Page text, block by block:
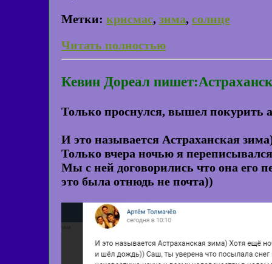
Метки: крисмас, зима, солнце
Читать полностью
Кевин Дореал
Только проснулся, вышел покурить
И это называется Астраханская
Только вчера ночью я
Мы с ней договорились что она его
это была отнюдь не почта))